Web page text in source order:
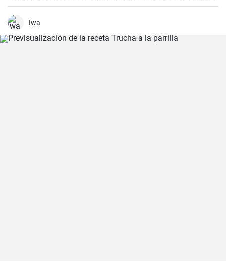
una combinación irresistible.
Iwa